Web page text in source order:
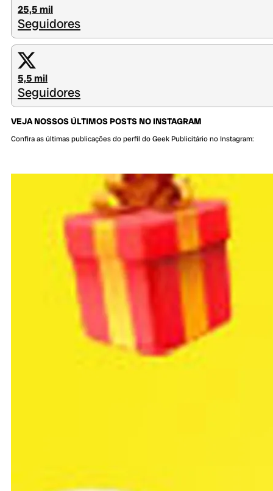
25,5 mil
Seguidores
5,5 mil
Seguidores
VEJA NOSSOS ÚLTIMOS POSTS NO INSTAGRAM
Confira as últimas publicações do perfil do Geek Publicitário no Instagram: